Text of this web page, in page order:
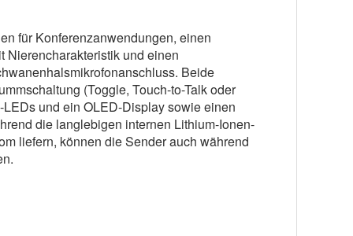
für Konferenzanwendungen, einen
Nierencharakteristik und einen
Beide
(Toggle, Touch-to-Talk oder
und ein OLED-Display sowie einen
die langlebigen internen Lithium-Ionen-
liefern, können die Sender auch während